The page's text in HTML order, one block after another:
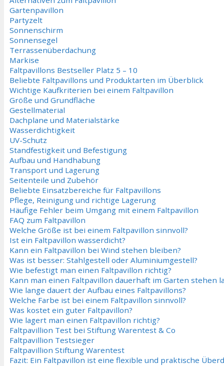
Gartenpavillon
Partyzelt
Sonnenschirm
Sonnensegel
Terrassenüberdachung
Markise
Falt­pa­villons Bestseller Platz 5 – 10
Beliebte Faltpavillons und Produktarten im Überblick
Wichtige Kaufkriterien bei einem Faltpavillon
Größe und Grundfläche
Gestellmaterial
Dachplane und Materialstärke
Wasserdichtigkeit
UV-Schutz
Standfestigkeit und Befestigung
Aufbau und Handhabung
Transport und Lagerung
Seitenteile und Zubehör
Beliebte Einsatzbereiche für Faltpavillons
Pflege, Reinigung und richtige Lagerung
Häufige Fehler beim Umgang mit einem Faltpavillon
FAQ zum Faltpavillon
Welche Größe ist bei einem Faltpavillon sinnvoll?
Ist ein Faltpavillon wasserdicht?
Kann ein Faltpavillon bei Wind stehen bleiben?
Was ist besser: Stahlgestell oder Aluminiumgestell?
Wie befestigt man einen Faltpavillon richtig?
Kann man einen Faltpavillon dauerhaft im Garten stehen
Wie lange dauert der Aufbau eines Faltpavillons?
Welche Farbe ist bei einem Faltpavillon sinnvoll?
Was kostet ein guter Faltpavillon?
Wie lagert man einen Faltpavillon richtig?
Faltpavillion Test bei Stiftung Warentest & Co
Faltpavillion Testsieger
Faltpavillion Stiftung Warentest
Fazit: Ein Faltpavillon ist eine flexible und praktische